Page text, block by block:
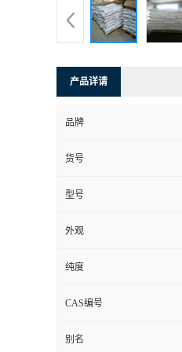
产品详请
品牌
货号
型号
外观
纯度
CAS编号
别名